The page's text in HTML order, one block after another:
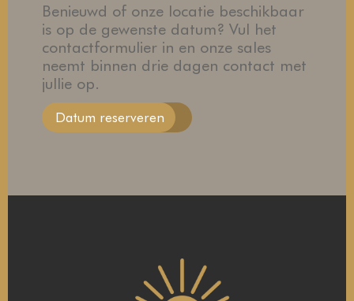
Benieuwd of onze locatie beschikbaar
is op de gewenste datum? Vul het
contactformulier in en onze sales
neemt binnen drie dagen contact met
jullie op.
Datum reserveren